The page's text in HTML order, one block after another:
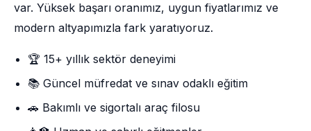
var. Yüksek başarı oranımız, uygun fiyatlarımız ve
modern altyapımızla fark yaratıyoruz.
🏆 15+ yıllık sektör deneyimi
📚 Güncel müfredat ve sınav odaklı eğitim
🚗 Bakımlı ve sigortalı araç filosu